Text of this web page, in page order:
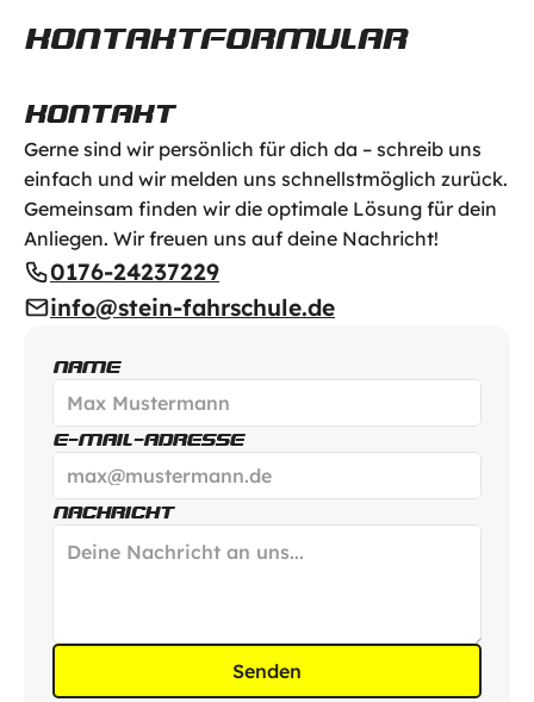
KONTAKTFORMULAR
KONTAKT
Gerne sind wir persönlich für dich da – schreib uns
einfach und wir melden uns schnellstmöglich zurück.
Gemeinsam finden wir die optimale Lösung für dein
Anliegen. Wir freuen uns auf deine Nachricht!
0176-24237229
info@stein-fahrschule.de
NAME
E-MAIL-ADRESSE
NACHRICHT
Senden